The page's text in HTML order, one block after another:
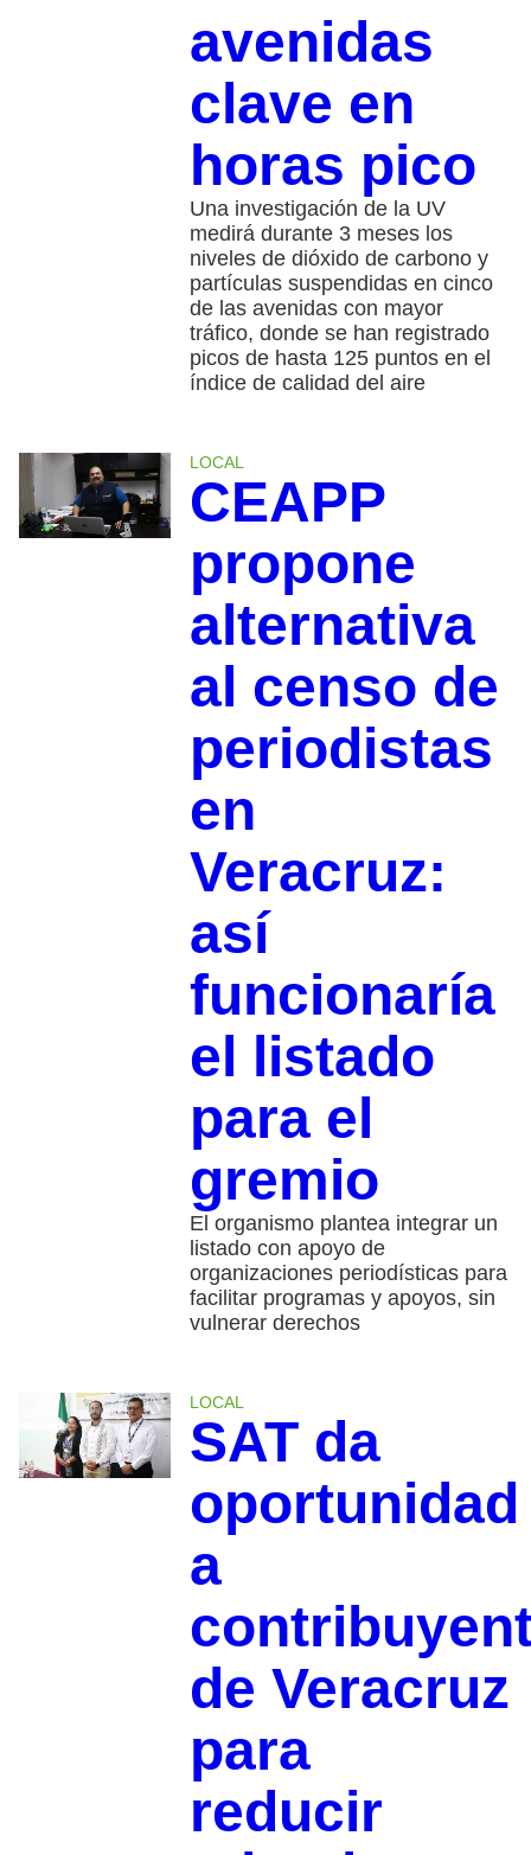
avenidas
clave en
horas pico
Una investigación de la UV
medirá durante 3 meses los
niveles de dióxido de carbono y
partículas suspendidas en cinco
de las avenidas con mayor
tráfico, donde se han registrado
picos de hasta 125 puntos en el
índice de calidad del aire
LOCAL
CEAPP
propone
alternativa
al censo de
periodistas
en
Veracruz:
así
funcionaría
el listado
para el
gremio
El organismo plantea integrar un
listado con apoyo de
organizaciones periodísticas para
facilitar programas y apoyos, sin
vulnerar derechos
LOCAL
SAT da
oportunidad
a
de Veracruz
para
reducir